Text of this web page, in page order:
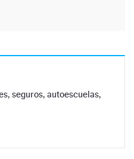
seguros, autoescuelas,